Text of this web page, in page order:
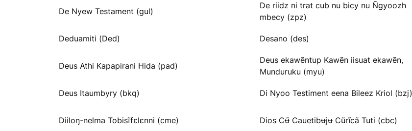
De Nyew Testament (gul)
De riidz ni trat cub nu bicy nu Ñgyoozh
mbecy (zpz)
Deduamiti (Ded) Desano (des)
Deus Athi Kapapirani Hida (pad)
Deus ekawẽntup Kawẽn iisuat ekawẽn,
Munduruku (myu)
Deus Itaumbyry (bkq) Di Nyoo Testiment eena Bileez Kriol (bzj)
Diiloŋ-nelma Tobisĩfɛlɛnni (cme) Dios Cʉ̃ Cauetibʉjʉ Cũrĩcã Tuti (cbc)